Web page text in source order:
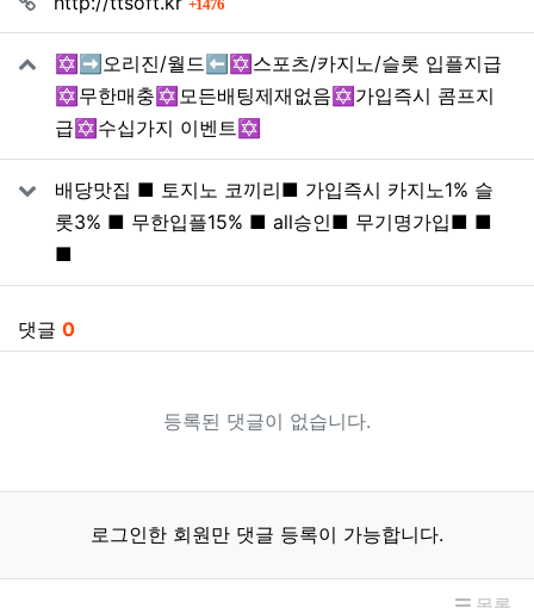
1476
✡️➡️오리진/월드⬅️✡️스포츠/카지노/슬롯 입플지급
✡️무한매충✡️모든배팅제재없음✡️가입즉시 콤프지
급✡️수십가지 이벤트✡️
배당맛집 ■ 토지노 코끼리■ 가입즉시 카지노1% 슬
롯3% ■ 무한입플15% ■ all승인■ 무기명가입■ ■
■
댓글 0
등록된 댓글이 없습니다.
로그인한 회원만 댓글 등록이 가능합니다.